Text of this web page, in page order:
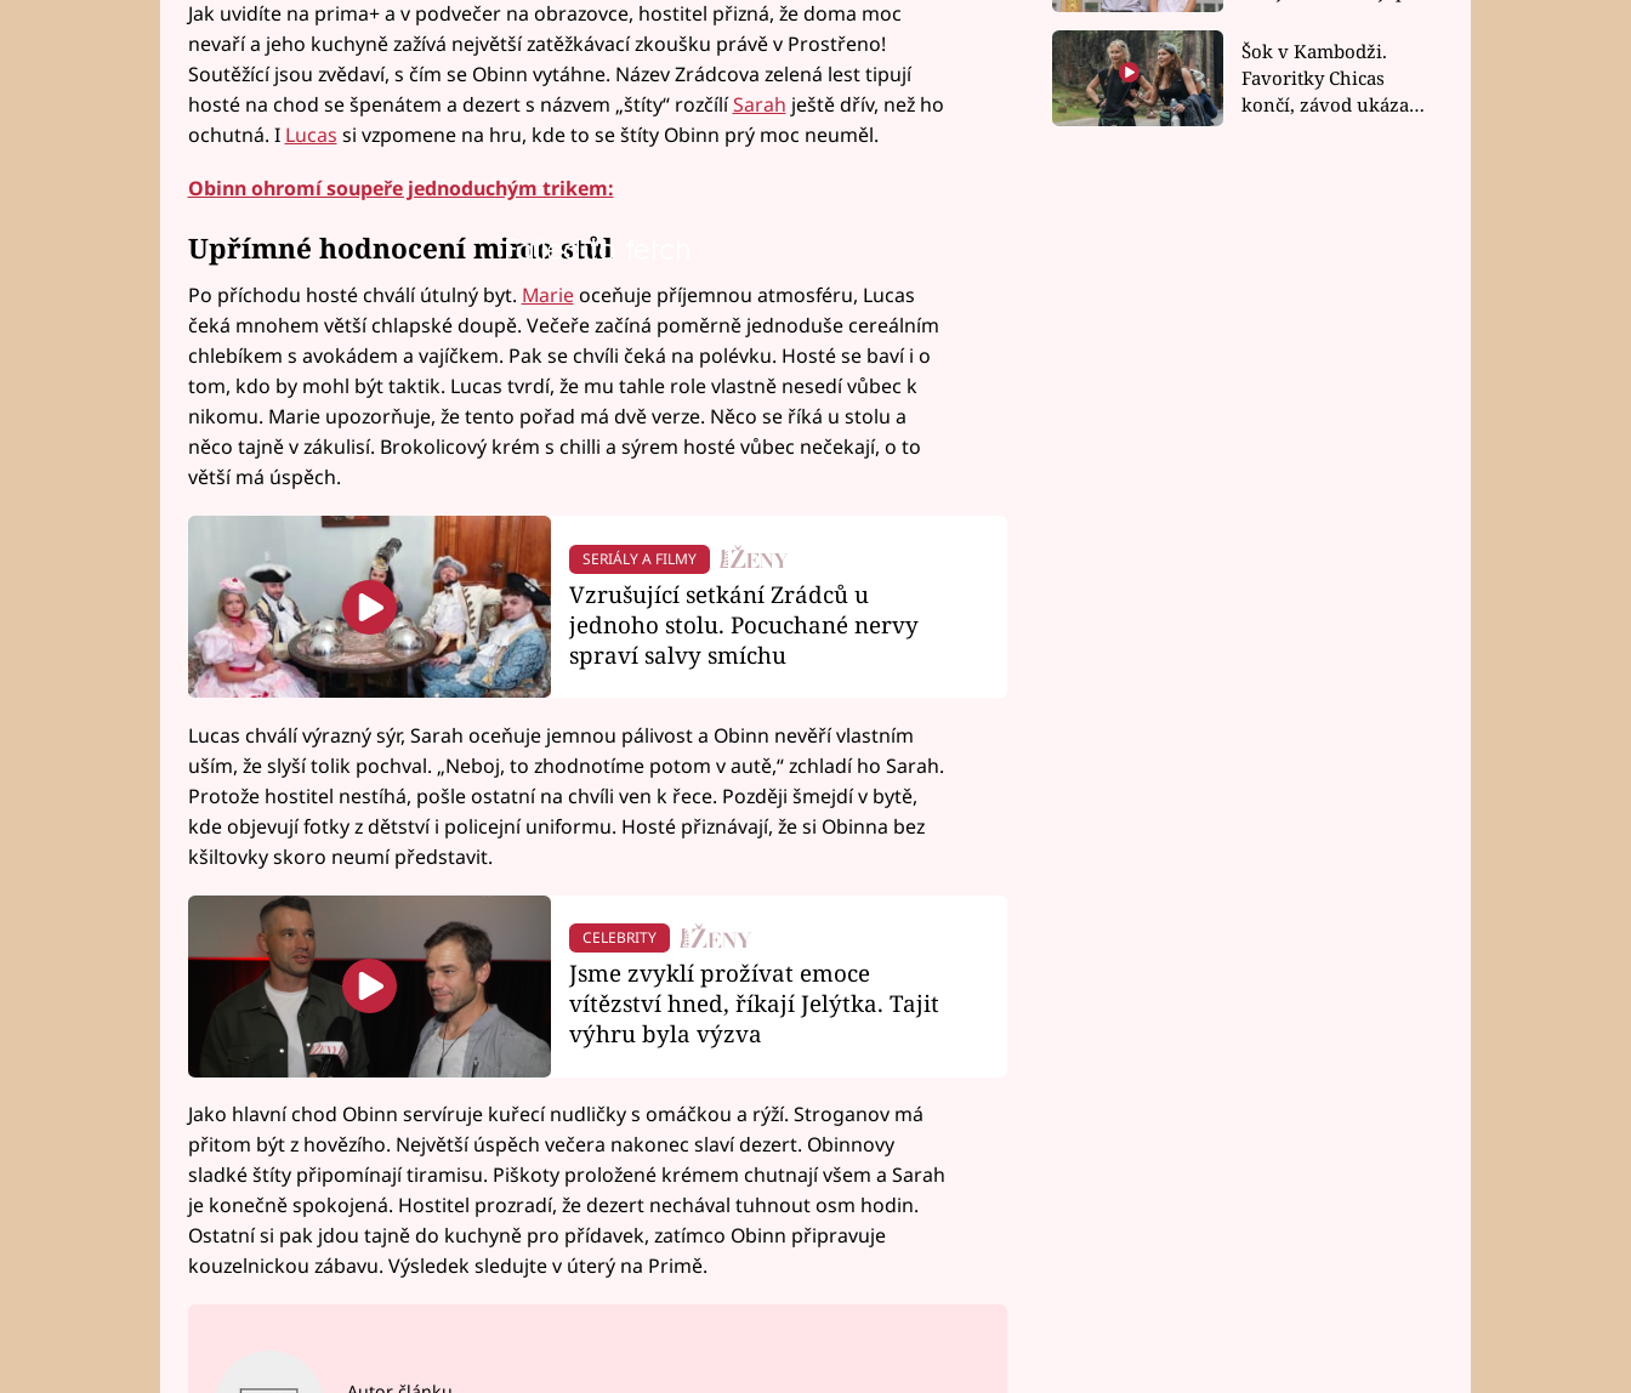
Jak uvidíte na prima+ a v podvečer na obrazovce, hostitel přizná, že doma moc
nevaří a jeho kuchyně zažívá největší zatěžkávací zkoušku právě v Prostřeno!
Soutěžící jsou zvědaví, s čím se Obinn vytáhne. Název Zrádcova zelená lest tipují
hosté na chod se špenátem a dezert s názvem „štíty“ rozčílíSarah ještě dřív, než ho
ochutná. I Lucas si vzpomene na hru, kde to se štíty Obinn prý moc neuměl.
Obinn ohromí soupeře jednoduchým trikem:
Failed to fetch
Upřímné hodnocení mimo stůl
Po příchodu hosté chválí útulný byt. Marieoceňuje příjemnou atmosféru, Lucas
čeká mnohem větší chlapské doupě. Večeře začíná poměrně jednoduše cereálním
chlebíkem s avokádem a vajíčkem. Pak se chvíli čeká na polévku. Hosté se baví i o
tom, kdo by mohl být taktik. Lucas tvrdí, že mu tahle role vlastně nesedí vůbec k
nikomu. Marie upozorňuje, že tento pořad má dvě verze. Něco se říká u stolu a
něco tajně v zákulisí. Brokolicový krém s chilli a sýrem hosté vůbec nečekají, o to
větší má úspěch.
SERIÁLY A FILMY
Vzrušující setkání Zrádců u
jednoho stolu. Pocuchané nervy
spraví salvy smíchu
Lucas chválí výrazný sýr, Sarah oceňuje jemnou pálivost a Obinn nevěří vlastním
uším, že slyší tolik pochval. „Neboj, to zhodnotíme potom v autě,“ zchladí ho Sarah.
Protože hostitel nestíhá, pošle ostatní na chvíli ven k řece. Později šmejdí v bytě,
kde objevují fotky z dětství i policejní uniformu. Hosté přiznávají, že si Obinna bez
kšiltovky skoro neumí představit.
CELEBRITY
Jsme zvyklí prožívat emoce
vítězství hned, říkají Jelýtka. Tajit
výhru byla výzva
Jako hlavní chod Obinn servíruje kuřecí nudličky s omáčkou a rýží. Stroganov má
přitom být z hovězího. Největší úspěch večera nakonec slaví dezert. Obinnovy
sladké štíty připomínají tiramisu. Piškoty proložené krémem chutnají všem a Sarah
je konečně spokojená. Hostitel prozradí, že dezert nechával tuhnout osm hodin.
Ostatní si pak jdou tajně do kuchyně pro přídavek, zatímco Obinn připravuje
kouzelnickou zábavu. Výsledek sledujte v úterý na Primě.
závodu nůž na krku
Šok v Kambodži.
Favoritky Chicas
končí, závod ukázal